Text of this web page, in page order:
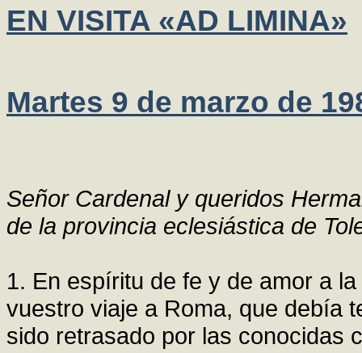
EN VISITA «AD LIMINA»
Martes 9 de marzo de
Señor Cardenal y queridos
de la provincia eclesiástica de
1. En espíritu de fe y de amor a
vuestro viaje a Roma, que debía
sido retrasado por las conocidas